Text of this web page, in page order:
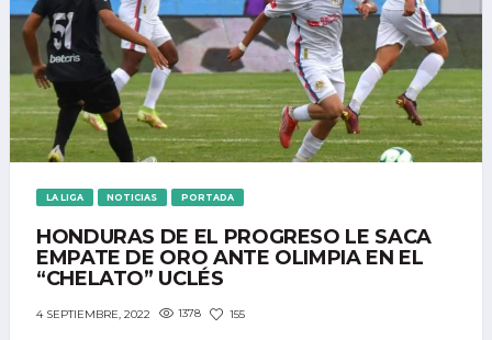
LA LIGA NOTICIAS PORTADA
HONDURAS DE EL PROGRESO LE SACA
EMPATE DE ORO ANTE OLIMPIA EN EL
“CHELATO” UCLÉS
4 SEPTIEMBRE, 2022 1378 155